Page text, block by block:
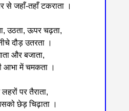
जहाँ-तहाँ टकराता ।
उठता, ऊपर चढ़ता,
दौड़ उतरता ।
और बजाता,
आभा में चमकता ।
पर तैराता,
छेड़ चिढ़ाता ।